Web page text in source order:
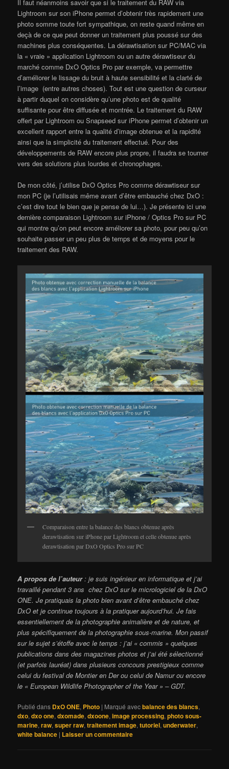
Il faut néanmoins savoir que si le traitement du RAW via
Lightroom sur son iPhone permet d’obtenir très rapidement une
photo somme toute fort sympathique, on reste quand même en
deçà de ce que peut donner un traitement plus poussé sur des
machines plus conséquentes. La dérawtisation sur PC/MAC via
la « vraie » application Lightroom ou un autre dérawtiseur du
marché comme DxO Optics Pro par exemple, va permettre
d’améliorer le lissage du bruit à haute sensibilité et la clarté de
l’image (entre autres choses). Tout est une question de curseur
à partir duquel on considère qu’une photo est de qualité
suffisante pour être diffusée et montrée. Le traitement du RAW
offert par Lightroom ou Snapseed sur iPhone permet d’obtenir un
excellent rapport entre la qualité d’image obtenue et la rapidité
ainsi que la simplicité du traitement effectué. Pour des
développements de RAW encore plus propre, il faudra se tourner
vers des solutions plus lourdes et chronophages.
De mon côté, j’utilise DxO Optics Pro comme dérawtiseur sur
mon PC (je l’utilisais même avant d’être embauché chez DxO :
c’est dire tout le bien que je pense de lui…). Je présente ici une
dernière comparaison Lightroom sur iPhone / Optics Pro sur PC
qui montre qu’on peut encore améliorer sa photo, pour peu qu’on
souhaite passer un peu plus de temps et de moyens pour le
traitement des RAW.
Comparaison entre la balance des blancs obtenue après
derawtisation sur iPhone par Lightroom et celle obtenue après
derawtisation par DxO Optics Pro sur PC
A propos de l’auteur: je suis ingénieur en informatique et j’ai
travaillé pendant 3 ans chez DxO sur le micrologiciel de la DxO
ONE. Je pratiquais la photo bien avant d’être embauché chez
DxO et je continue toujours à la pratiquer aujourd’hui. Je fais
essentiellement de la photographie animalière et de nature, et
plus spécifiquement de la photographie sous-marine. Mon passif
sur le sujet s’étoffe avec le temps : j’ai « commis » quelques
publications dans des magazines photos et j’ai été sélectionné
(et parfois lauréat) dans plusieurs concours prestigieux comme
celui du festival de Montier en Der ou celui de Namur ou encore
le « European Wildlife Photographer of the Year » – GDT.
Publié dans DxO ONE, Photo | Marqué avecbalance des blancs,
dxo,dxo one,dxomade,dxoone,image processing,photo sous-
marine,raw,super raw,traitement image,tutoriel,underwater,
white balance | Laisser un commentaire